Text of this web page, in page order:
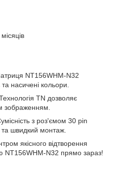
NT156WHM-N32
та насичені кольори.
TN дозволяє
зображенням.
з роз'ємом 30 pin
швидкий монтаж.
якісного відтворення
NT156WHM-N32 прямо зараз!